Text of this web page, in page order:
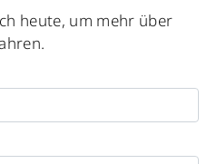
heute, um mehr über